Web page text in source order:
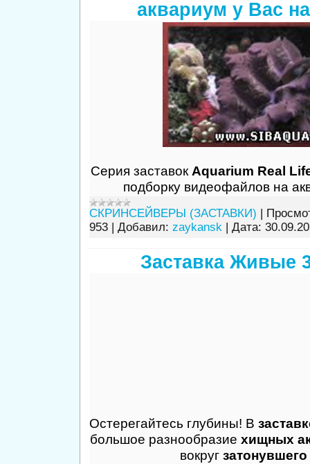
аквариум у Вас
Серия заставок Aquarium Real
подборку видеофайлов на
СКРИНСЕЙВЕРЫ (ЗАСТАВКИ)
953| Добавил: zaykansk| Дата:
Заставка Живые
Остерегайтесь глубины! В
большое разнообразие хищных
вокруг